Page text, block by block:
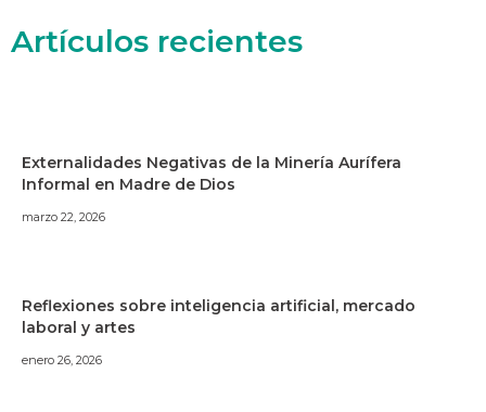
Artículos recientes
Externalidades Negativas de la Minería Aurífera
Informal en Madre de Dios
marzo 22, 2026
Reflexiones sobre inteligencia artificial, mercado
laboral y artes
enero 26, 2026